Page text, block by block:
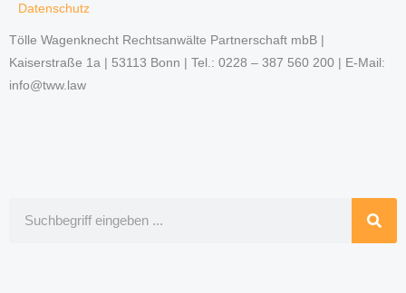
Datenschutz
Tölle Wagenknecht Rechtsanwälte Partnerschaft mbB |
Kaiserstraße 1a | 53113 Bonn | Tel.: 0228 – 387 560 200 | E-Mail:
info@tww.law